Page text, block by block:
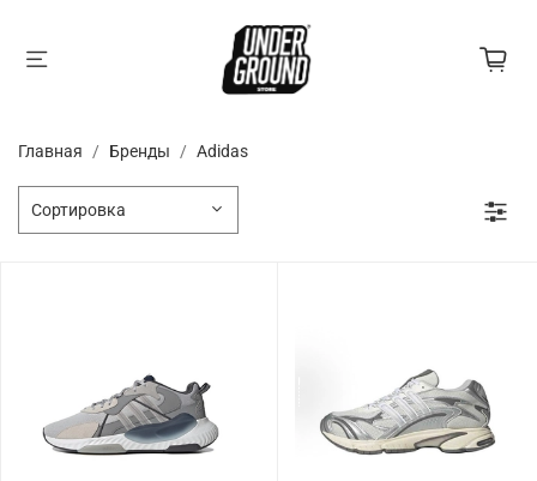
Главная Бренды Adidas